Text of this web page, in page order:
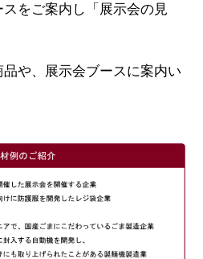
をご案内し「展示会の見
や、展示会ブースに案内い